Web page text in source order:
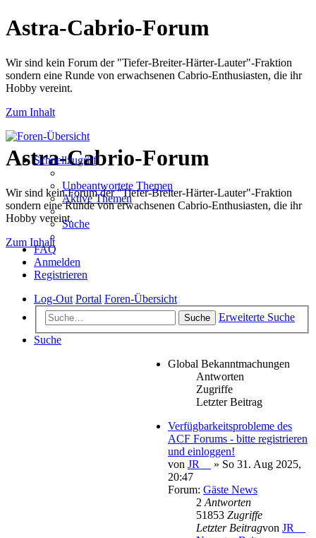
Astra-Cabrio-Forum
Wir sind kein Forum der "Tiefer-Breiter-Härter-Lauter"-Fraktion
sondern eine Runde von erwachsenen Cabrio-Enthusiasten, die ihr
Hobby vereint.
Zum Inhalt
Astra-Cabrio-Forum
Wir sind kein Forum der "Tiefer-Breiter-Härter-Lauter"-Fraktion
sondern eine Runde von erwachsenen Cabrio-Enthusiasten, die ihr
Hobby vereint.
Zum Inhalt
Schnellzugriff
Unbeantwortete Themen
Aktive Themen
Suche
FAQ
Anmelden
Registrieren
Log-Out Portal Foren-Übersicht
Suche
Erweiterte Suche
Suche
Global Bekanntmachungen
Antworten
Zugriffe
Letzter Beitrag
Verfügbarkeitsprobleme des
ACF Forums - bitte registrieren
und einloggen!
von JR__
» So 31. Aug 2025,
20:47
Forum: Gäste News
2Antworten
51853 Zugriffe
Letzter Beitragvon JR__